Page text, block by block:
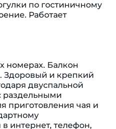
по гостиничному
Работает
номерах. Балкон
Здоровый и крепкий
двуспальной
раздельными
приготовления чая и
интернет, телефон,